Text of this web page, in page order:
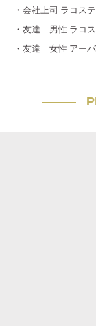
・会社上司 ラコス
・友達 男性 ラコ
・友達 女性 アー